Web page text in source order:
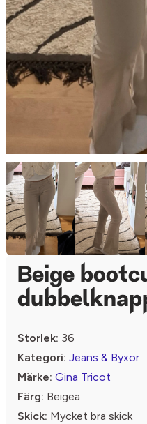
Beige
Storlek: 36
Kategori: Jeans & Byxor
Märke: Gina Tricot
Färg: Beigea
Skick: Mycket bra skick